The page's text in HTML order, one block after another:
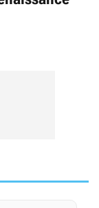
z kolei piąta –